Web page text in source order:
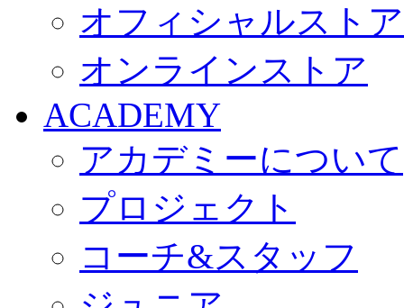
オフィシャルスト
オンラインストア
ACADEMY
アカデミーについて
プロジェクト
コーチ&スタッフ